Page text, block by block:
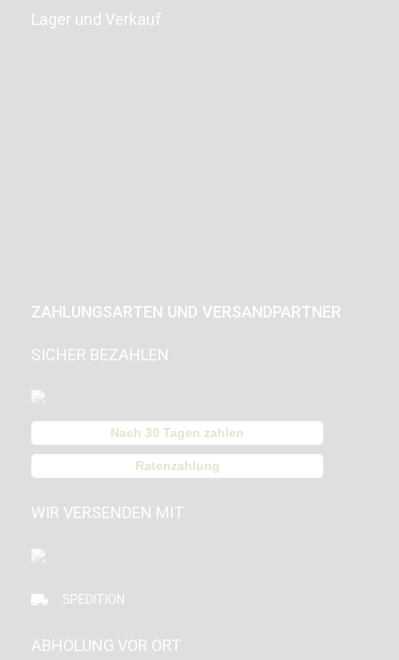
Lager und Verkauf
ZAHLUNGSARTEN UND VERSANDPARTNER
SICHER BEZAHLEN
Nach 30 Tagen zahlen
Ratenzahlung
WIR VERSENDEN MIT
SPEDITION
ABHOLUNG VOR ORT